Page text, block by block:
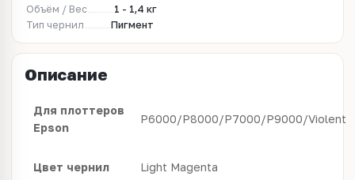
Объём / Вес
1 - 1,4 кг
Тип чернил
Пигмент
Описание
Для плоттеров
Epson
P6000/P8000/P7000/P9000/Violent
Цвет чернил Light Magenta